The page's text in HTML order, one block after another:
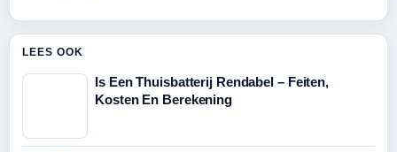
LEES OOK
Is Een Thuisbatterij Rendabel – Feiten,
Kosten En Berekening